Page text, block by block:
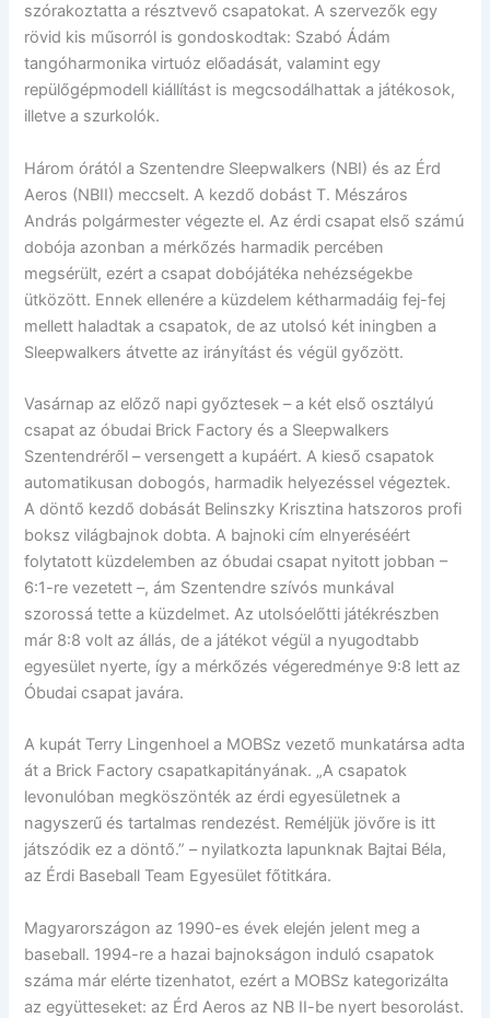
szórakoztatta a résztvevő csapatokat. A szervezők egy
rövid kis műsorról is gondoskodtak: Szabó Ádám
tangóharmonika virtuóz előadását, valamint egy
repülőgépmodell kiállítást is megcsodálhattak a játékosok,
illetve a szurkolók.
Három órától a Szentendre Sleepwalkers (NBI) és az Érd
Aeros (NBII) meccselt. A kezdő dobást T. Mészáros
András polgármester végezte el. Az érdi csapat első számú
dobója azonban a mérkőzés harmadik percében
megsérült, ezért a csapat dobójátéka nehézségekbe
ütközött. Ennek ellenére a küzdelem kétharmadáig fej-fej
mellett haladtak a csapatok, de az utolsó két iningben a
Sleepwalkers átvette az irányítást és végül győzött.
Vasárnap az előző napi győztesek – a két első osztályú
csapat az óbudai Brick Factory és a Sleepwalkers
Szentendréről – versengett a kupáért. A kieső csapatok
automatikusan dobogós, harmadik helyezéssel végeztek.
A döntő kezdő dobását Belinszky Krisztina hatszoros profi
boksz világbajnok dobta. A bajnoki cím elnyeréséért
folytatott küzdelemben az óbudai csapat nyitott jobban –
6:1-re vezetett –, ám Szentendre szívós munkával
szorossá tette a küzdelmet. Az utolsóelőtti játékrészben
már 8:8 volt az állás, de a játékot végül a nyugodtabb
egyesület nyerte, így a mérkőzés végeredménye 9:8 lett az
Óbudai csapat javára.
A kupát Terry Lingenhoel a MOBSz vezető munkatársa adta
át a Brick Factory csapatkapitányának. „A csapatok
levonulóban megköszönték az érdi egyesületnek a
nagyszerű és tartalmas rendezést. Reméljük jövőre is itt
játszódik ez a döntő.” – nyilatkozta lapunknak Bajtai Béla,
az Érdi Baseball Team Egyesület főtitkára.
Magyarországon az 1990-es évek elején jelent meg a
baseball. 1994-re a hazai bajnokságon induló csapatok
száma már elérte tizenhatot, ezért a MOBSz kategorizálta
az együtteseket: az Érd Aeros az NB II-be nyert besorolást.